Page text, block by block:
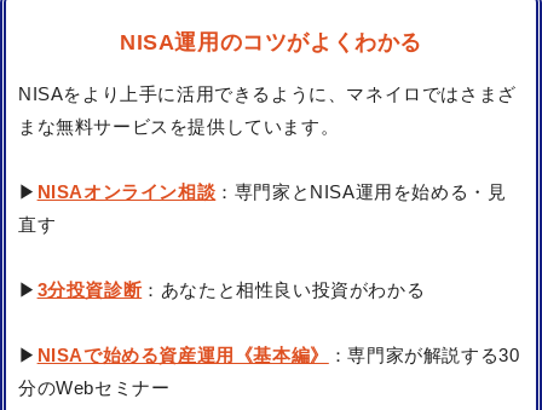
NISA運用のコツがよくわかる
NISAをより上手に活用できるように、マネイロではさまざ
まな無料サービスを提供しています。
▶ NISAオンライン相談 ：専門家とNISA運用を始める・見
直す
▶ 3分投資診断：あなたと相性良い投資がわかる
▶ NISAで始める資産運用《基本編》
：専門家が解説する30
分のWebセミナー